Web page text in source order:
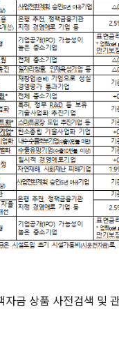
자금 상품 사전검색 및